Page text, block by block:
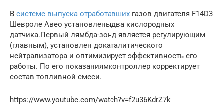
В системе выпуска отработавших газов двигателя F14D3
Шевроле Авео установленыдва кислородных
датчика.Первый лямбда-зонд является регулирующим
(главным), установлен докаталитического
нейтрализатора и оптимизирует эффективность его
работы. По его показаниямконтроллер корректирует
состав топливной смеси.
https://www.youtube.com/watch?v=f2u36KdrZ7k